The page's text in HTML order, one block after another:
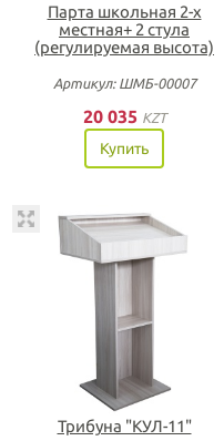
Парта школьная 2-х
местная+ 2 стула
(регулируемая высота)
Артикул: ШМБ-00007
20 035 KZT
Купить
Трибуна "КУЛ-11"